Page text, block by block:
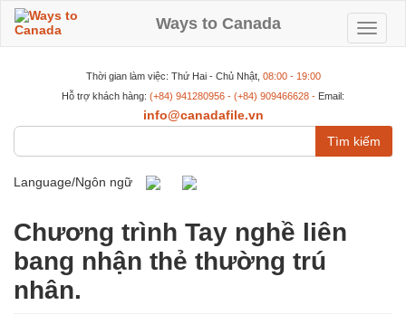
Nhảy
đến
nội
dung
Ways to Canada
Toggle
Thời gian làm việc: Thứ Hai - Chủ Nhật, 08:00 - 19:00
Hỗ trợ khách hàng: (+84) 941280956 - (+84) 909466628 - Email:
info@canadafile.vn
kiếm
Language/Ngôn ngữ
Chương trình Tay nghề liên
bang nhận thẻ thường trú
nhân.